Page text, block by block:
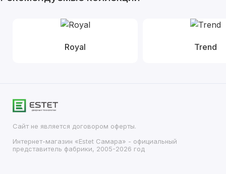
Royal Trend
Сайт не является договором оферты.
Интернет-магазин «Estet Самара» - официальный
представитель фабрики, 2005-2026 год